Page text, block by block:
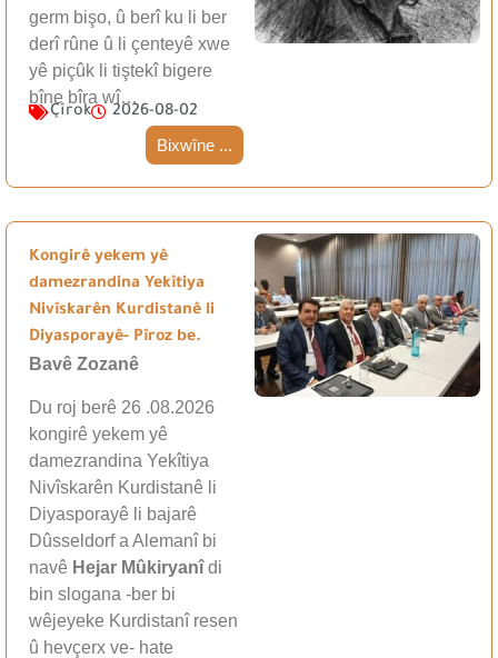
germ bişo, û berî ku li ber
derî rûne û li çenteyê xwe
yê piçûk li tiştekî bigere
bîne bîra wî…
Çîrok 2026-08-02
Bixwîne ...
Kongirê yekem yê
damezrandina Yekîtiya
Nivîskarên Kurdistanê li
Diyasporayê- Pîroz be.
Bavê Zozanê
Du roj berê 26 .08.2026
kongirê yekem yê
damezrandina Yekîtiya
Nivîskarên Kurdistanê li
Diyasporayê li bajarê
Dûsseldorf a Alemanî bi
navê Hejar Mûkiryanîdi
bin slogana -ber bi
wêjeyeke Kurdistanî resen
û hevçerx ve- hate